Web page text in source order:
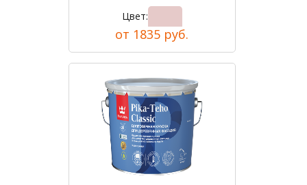
Цвет:
от 1835 руб.